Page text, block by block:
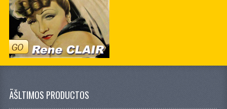
ÃŠLTIMOS PRODUCTOS